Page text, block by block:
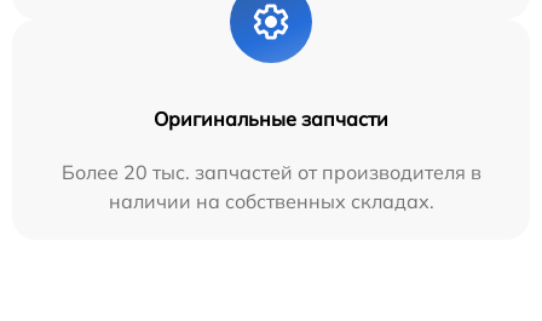
Оригинальные запчасти
Более 20 тыс. запчастей от производителя в
наличии на собственных складах.